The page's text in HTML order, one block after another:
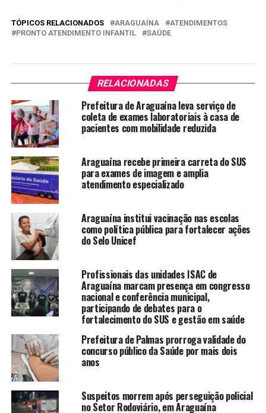
TÓPICOS RELACIONADOS ARAGUAÍNA
ATENDIMENTOS
PRONTO ATENDIMENTO INFANTIL
SAÚDE
RELACIONADAS
Prefeitura de Araguaína leva serviço de
coleta de exames laboratoriais à casa de
pacientes com mobilidade reduzida
Araguaína recebe primeira carreta do SUS
para exames de imagem e amplia
atendimento especializado
Araguaína institui vacinação nas escolas
como política pública para fortalecer ações
do Selo Unicef
Profissionais das unidades ISAC de
Araguaína marcam presença em congresso
nacional e conferência municipal,
participando de debates para o
fortalecimento do SUS e gestão em saúde
Prefeitura de Palmas prorroga validade do
concurso público da Saúde por mais dois
anos
Suspeitos morrem após perseguição policial
no Setor Rodoviário, em Araguaína